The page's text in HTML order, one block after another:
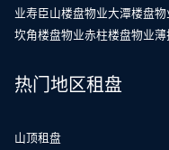
业寿臣山楼盘物业大潭楼盘物
坎角楼盘物业赤柱楼盘物业薄
热门地区租盘
山顶租盘